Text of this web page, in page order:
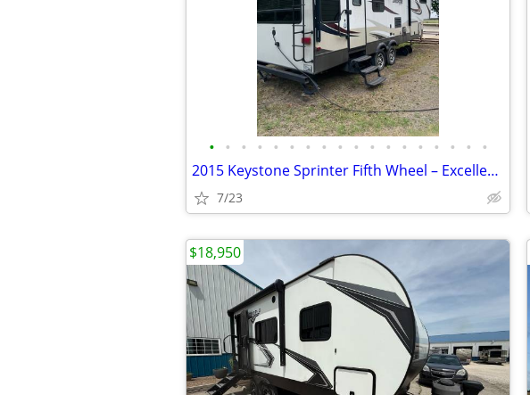
• • • • • • • • • • • • • • • • • •
2015 Keystone Sprinter Fifth Wheel – Excellent Condition
7/23
$18,950